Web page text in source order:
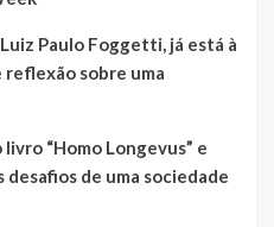
Paulo Foggetti, já está à
reflexão sobre uma
“Homo Longevus” e
de uma sociedade